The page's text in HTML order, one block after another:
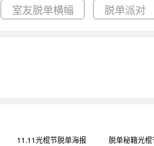
室友脱单横幅 脱单派对
11.11光棍节脱单海报